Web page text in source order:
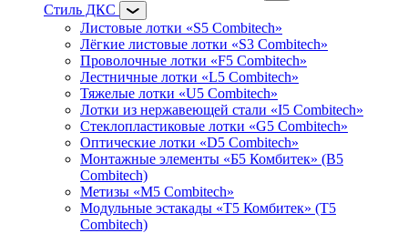
Стиль ДКС
Листовые лотки «S5 Combitech»
Лёгкие листовые лотки «S3 Combitech»
Проволочные лотки «F5 Combitech»
Лестничные лотки «L5 Combitech»
Тяжелые лотки «U5 Combitech»
Лотки из нержавеющей стали «I5 Combitech»
Стеклопластиковые лотки «G5 Combitech»
Оптические лотки «D5 Combitech»
Монтажные элементы «Б5 Комбитек» (B5
Combitech)
Метизы «M5 Combitech»
Модульные эстакады «Т5 Комбитек» (T5
Combitech)